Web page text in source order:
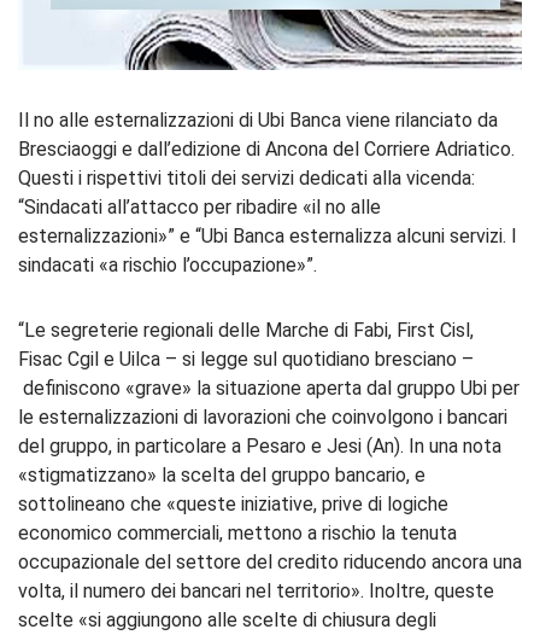
Il no alle esternalizzazioni di Ubi Banca viene rilanciato da
Bresciaoggi e dall’edizione di Ancona del Corriere Adriatico.
Questi i rispettivi titoli dei servizi dedicati alla vicenda:
“Sindacati all’attacco per ribadire «il no alle
esternalizzazioni»” e “Ubi Banca esternalizza alcuni servizi. I
sindacati «a rischio l’occupazione»”.
“Le segreterie regionali delle Marche di Fabi, First Cisl,
Fisac Cgil e Uilca – si legge sul quotidiano bresciano –
definiscono «grave» la situazione aperta dal gruppo Ubi per
le esternalizzazioni di lavorazioni che coinvolgono i bancari
del gruppo, in particolare a Pesaro e Jesi (An). In una nota
«stigmatizzano» la scelta del gruppo bancario, e
sottolineano che «queste iniziative, prive di logiche
economico commerciali, mettono a rischio la tenuta
occupazionale del settore del credito riducendo ancora una
volta, il numero dei bancari nel territorio». Inoltre, queste
scelte «si aggiungono alle scelte di chiusura degli